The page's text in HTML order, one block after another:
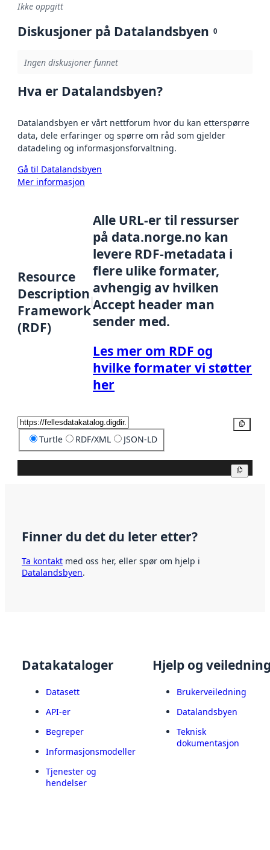
Ikke oppgitt
Diskusjoner på Datalandsbyen 0
Ingen diskusjoner funnet
Hva er Datalandsbyen?
Datalandsbyen er vårt nettforum hvor du kan etterspørre
data, dele erfaringer og spørre om råd som gjelder
datadeling og informasjonsforvaltning.
Gå til Datalandsbyen
Mer informasjon
Resource
Description
Framework
(RDF)
Alle URL-er til ressurser
på data.norge.no kan
levere RDF-metadata i
flere ulike formater,
avhengig av hvilken
Accept header man
sender med.
Les mer om RDF og
hvilke formater vi støtter
her
Turtle RDF/XML JSON-LD
Finner du det du leter etter?
Ta kontakt med oss her, eller spør om hjelp i
Datalandsbyen.
Datakataloger
Datasett
API-er
Begreper
Informasjonsmodeller
Tjenester og
hendelser
Hjelp og
Brukerveiledning
Datalandsbyen
Teknisk
dokumentasjon